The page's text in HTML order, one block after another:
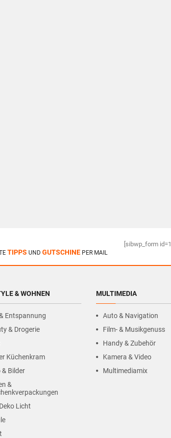
TIPPS UND GUTSCHINE PER MAIL
[sibwp_form id=1]
& WOHNEN
Entspannung
& Drogerie
Küchenkram
& Bilder
&
Licht
MULTIMEDIA
Auto & Navigation
Film- & Musikgenuss
Handy & Zubehör
Kamera & Video
Multimediamix